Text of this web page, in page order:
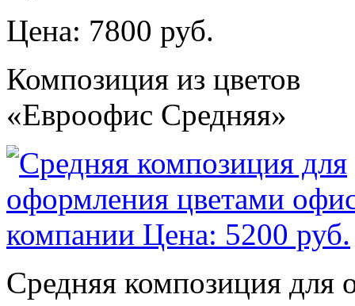
Цена: 7800 руб.
Композиция из цветов
«Евроофис Средняя»
Средняя композиция для